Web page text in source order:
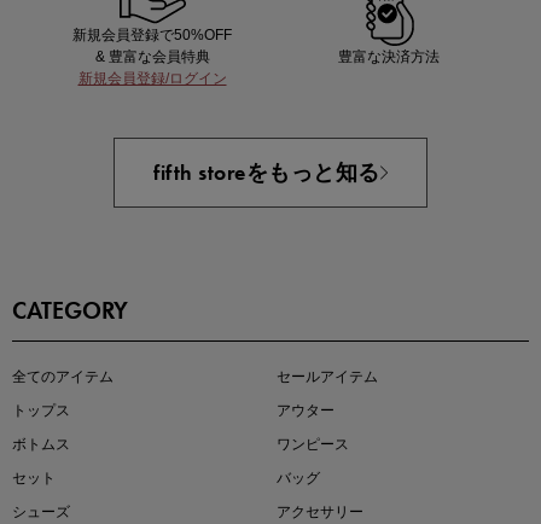
近日販売のアイテムを先見せ
新規会員登録で50%OFF
& 豊富な会員特典
新規会員登録/ログイン
豊富な決済方法
fifth storeをもっと知る
CATEGORY
全てのアイテム
セールアイテム
トップス
アウター
ボトムス
ワンピース
セット
バッグ
シューズ
アクセサリー